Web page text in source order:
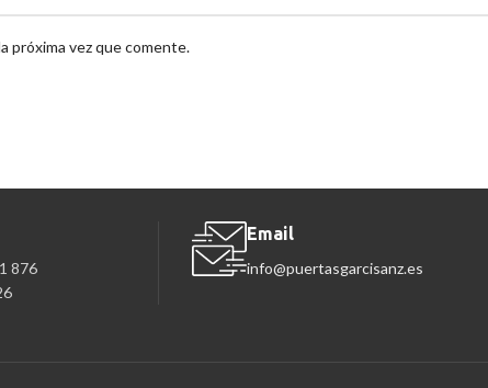
próxima vez que comente.
876
Email
info@puertasgarcisanz.es